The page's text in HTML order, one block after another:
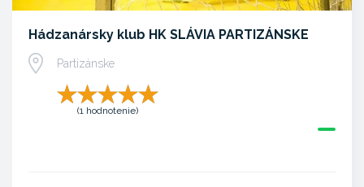
Hádzanársky klub HK SLÁVIA PARTIZÁNSKE
Partizánske
(1 hodnotenie)